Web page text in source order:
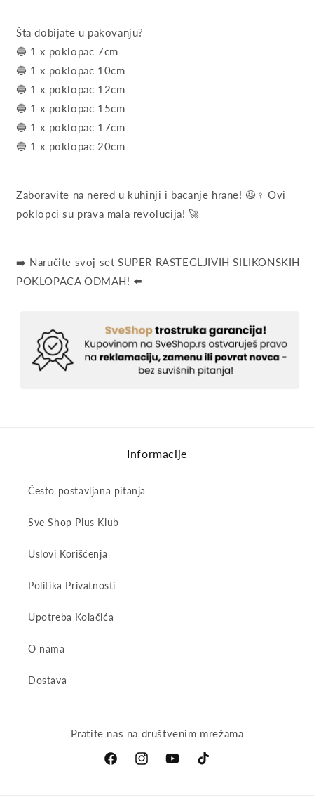
Šta dobijate u pakovanju?
🔵 1 x poklopac 7cm
🔵 1 x poklopac 10cm
🔵 1 x poklopac 12cm
🔵 1 x poklopac 15cm
🔵 1 x poklopac 17cm
🔵 1 x poklopac 20cm
Zaboravite na nered u kuhinji i bacanje hrane! 🙅♀️ Ovi
poklopci su prava mala revolucija! 🚀
➡️ Naručite svoj set SUPER RASTEGLJIVIH SILIKONSKIH
POKLOPACA ODMAH! ⬅️
Informacije
Često postavljana pitanja
Sve Shop Plus Klub
Uslovi Korišćenja
Politika Privatnosti
Upotreba Kolačića
O nama
Dostava
Pratite nas na društvenim mrežama
FacebookInstagramYouTubeTikTok